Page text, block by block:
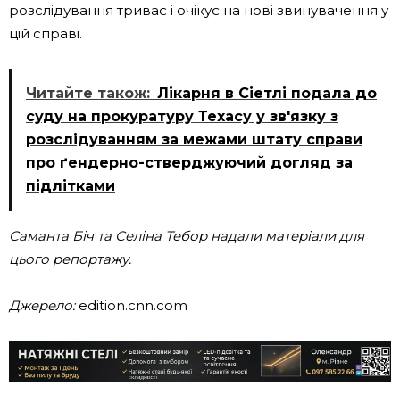
розслідування триває і очікує на нові звинувачення у
цій справі.
Читайте також: Лікарня в Сіетлі подала до
суду на прокуратуру Техасу у зв'язку з
розслідуванням за межами штату справи
про ґендерно-стверджуючий догляд за
підлітками
Саманта Біч та Селіна Тебор надали матеріали для
цього репортажу.
Джерело:edition.cnn.com